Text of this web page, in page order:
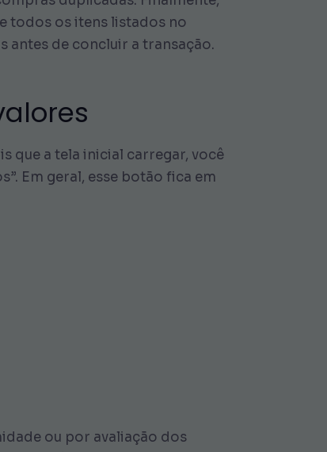
todos os itens listados no
antes de concluir a transação.
que a tela inicial carregar, você
Em geral, esse botão fica em
ou por avaliação dos